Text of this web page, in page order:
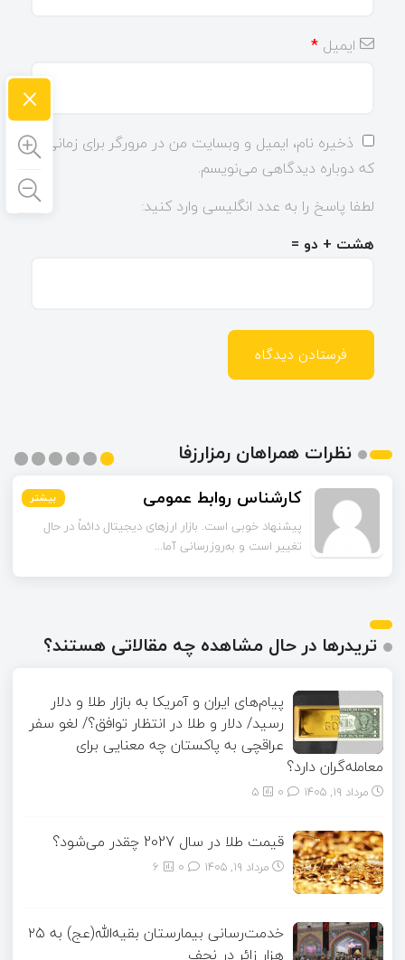
ایمیل *
ذخیره نام، ایمیل و وبسایت من در مرورگر برای زمانی
که دوباره دیدگاهی می‌نویسم.
لطفا پاسخ را به عدد انگلیسی وارد کنید:
هشت + دو =
نظرات همراهان رمزارزفا
کارشناس روابط عمومی بیشتر
پیشنهاد خوبی است. بازار ارزهای دیجیتال دائماً در حال
تغییر است و به‌روزرسانی آما...
بیشتر
بیشتر
بیشتر
بیشتر
بیشتر
تریدرها در حال مشاهده چه مقالاتی هستند؟
پیام‌های ایران و آمریکا به بازار طلا و دلار
رسید/ دلار و طلا در انتظار توافق؟/ لغو سفر
عراقچی به پاکستان چه معنایی برای
معامله‌گران دارد؟
مرداد ۱۹, ۱۴۰۵ 5
قیمت طلا در سال 2027 چقدر می‌شود؟
مرداد ۱۹, ۱۴۰۵ 6
خدمت‌رسانی بیمارستان بقیه‌الله(عج) به ۲۵
هزار زائر در نجف
×